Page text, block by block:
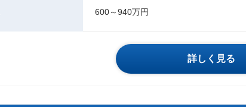
600～940万円
詳しく見る